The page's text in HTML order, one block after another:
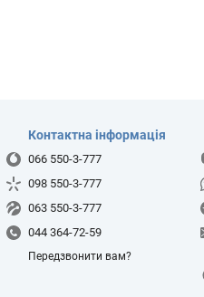
Контактна інформація
066 550-3-777
098 550-3-777
063 550-3-777
044 364-72-59
Передзвонити вам?